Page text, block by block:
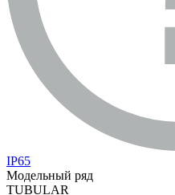
IP65
Модельный ряд
TUBULAR